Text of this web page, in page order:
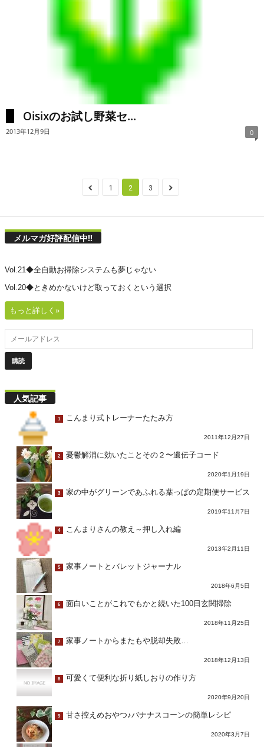
Oisixのお試し野菜セ...
2013年12月9日 0
1 2 3
メルマガ好評配信中!!
Vol.21◆全自動お掃除システムも夢じゃない
Vol.20◆ときめかないけど取っておくという選択
もっと詳しく»
人気記事
1 こんまり式トレーナーたたみ方
2011年12月27日
2 憂鬱解消に効いたことその２〜遺伝子コード
2020年1月19日
3 家の中がグリーンであふれる葉っぱの定期便サービス
2019年11月7日
4 こんまりさんの教え～押し入れ編
2013年2月11日
5 家事ノートとバレットジャーナル
2018年6月5日
6 面白いことがこれでもかと続いた100日玄関掃除
2018年11月25日
7 家事ノートからまたもや脱却失敗…
2018年12月13日
8 可愛くて便利な折り紙しおりの作り方
2020年9月20日
9 甘さ控えめおやつ♪バナナスコーンの簡単レシピ
2020年3月7日